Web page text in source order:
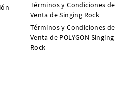
Términos y Condiciones de
Venta de Singing Rock
Términos y Condiciones de
Venta de POLYGON Singing
Rock